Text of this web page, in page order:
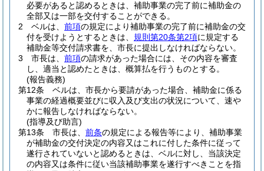
必要があると認めるときは、補助事業の完了前に補助金の
全部又は一部を交付することができる。
2
ベルは、 前項の規定により補助事業の完了前に補助金の交
付を受けようとするときは、 規則第20条第2項に規定する
補助金等交付請求書を、市長に提出しなければならない。
3
市長は、 前項の請求があった場合には、その内容を審査
し、適当と認めたときは、概算払を行うものとする。
(報告義務)
第12条
ベルは、市長から要請があった場合、補助金に係る
事業の経過概要並びに収入及び支出の状況について、速や
かに報告しなければならない。
(指導及び助言)
第13条
市長は、 前条の規定による報告等により、補助事業
が補助金の交付決定の内容又はこれに付した条件に従って
遂行されていないと認めるときは、ベルに対し、当該決定
の内容又は条件に従い当該補助事業を遂行すべきことを指